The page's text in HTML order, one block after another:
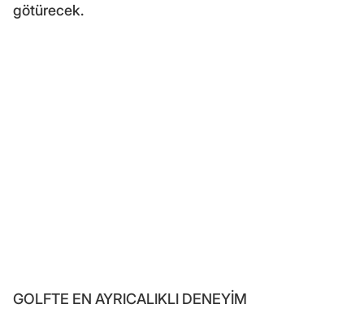
götürecek.
GOLFTE EN AYRICALIKLI DENEYİM